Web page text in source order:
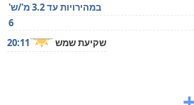
במהירויות עד 3.2 מ'/ש'
6
שקיעת שמש 20:11